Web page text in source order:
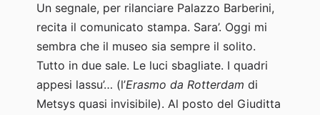
Un segnale, per rilanciare Palazzo Barberini,
recita il comunicato stampa. Sara’. Oggi mi
sembra che il museo sia sempre il solito.
Tutto in due sale. Le luci sbagliate. I quadri
appesi lassu’… (l’Erasmo da Rotterdam di
Metsys quasi invisibile). Al posto del Giuditta